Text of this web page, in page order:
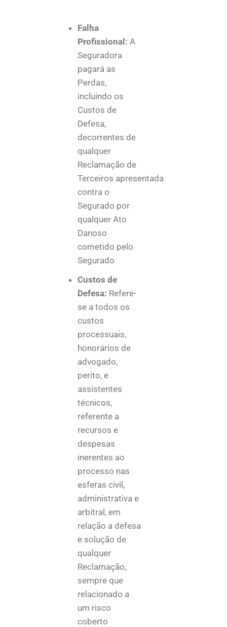
Falha
Profissional: A
Seguradora
pagará as
Perdas,
incluindo os
Custos de
Defesa,
decorrentes de
qualquer
Reclamação de
Terceiros apresentada
contra o
Segurado por
qualquer Ato
Danoso
cometido pelo
Segurado
Custos de
Defesa: Refere-
se a todos os
custos
processuais,
honorários de
advogado,
perito, e
assistentes
técnicos,
referente a
recursos e
despesas
inerentes ao
processo nas
esferas civil,
administrativa e
arbitral, em
relação a defesa
e solução de
qualquer
Reclamação,
sempre que
relacionado a
um risco
coberto